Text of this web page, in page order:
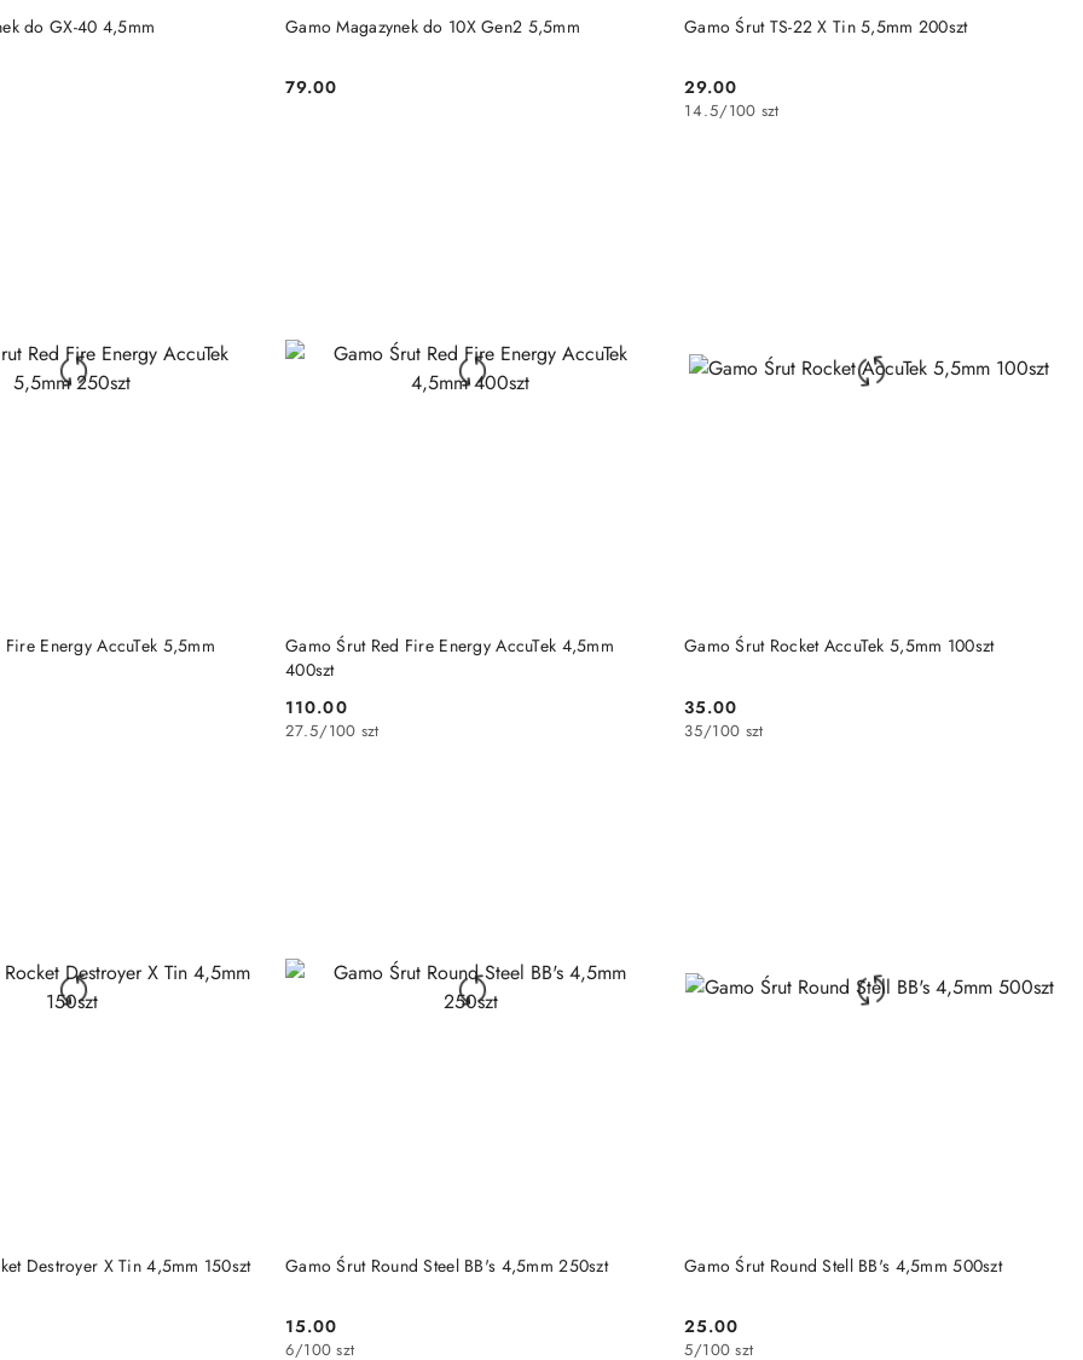
do GX-40 4,5mm
DO KOSZYKA Gamo Magazynek do 10X Gen2 5,5mm
Cena:
79.00
DO KOSZYKA Gamo Śrut TS-22 X Tin 5,5mm 200szt
Cena:
29.00
14.5/100 szt
DO KOSZYKA
Energy AccuTek 5,5mm
DO KOSZYKA
Gamo Śrut Red Fire Energy AccuTek 4,5mm
400szt
Cena:
110.00
27.5/100 szt
DO KOSZYKA Gamo Śrut Rocket AccuTek 5,5mm 100szt
Cena:
35.00
35/100 szt
DO KOSZYKA
Destroyer X Tin 4,5mm 150szt
DO KOSZYKA Gamo Śrut Round Steel BB's 4,5mm 250szt
Cena:
15.00
6/100 szt
DO KOSZYKA Gamo Śrut Round Stell BB's 4,5mm 500szt
Cena:
25.00
5/100 szt
DO KOSZYKA